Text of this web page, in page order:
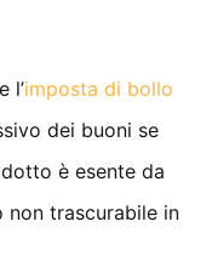
l’imposta di bollo
dei buoni se
è esente da
non trascurabile in